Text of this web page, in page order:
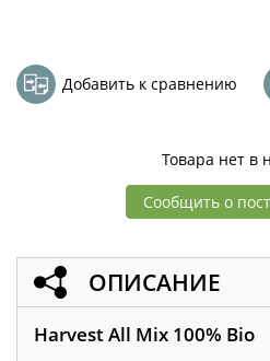
Добавить к сравнению
Товара нет в
Сообщить о
ОПИСАНИЕ
Harvest All Mix 100% Bio